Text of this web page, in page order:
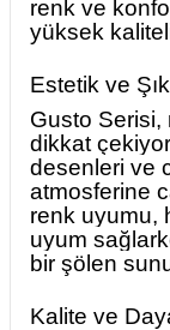
renk ve
yüksek
Estetik ve
Gusto Serisi,
dikkat
desenleri ve
atmosferine
renk uyumu,
uyum
bir şölen
Kalite ve